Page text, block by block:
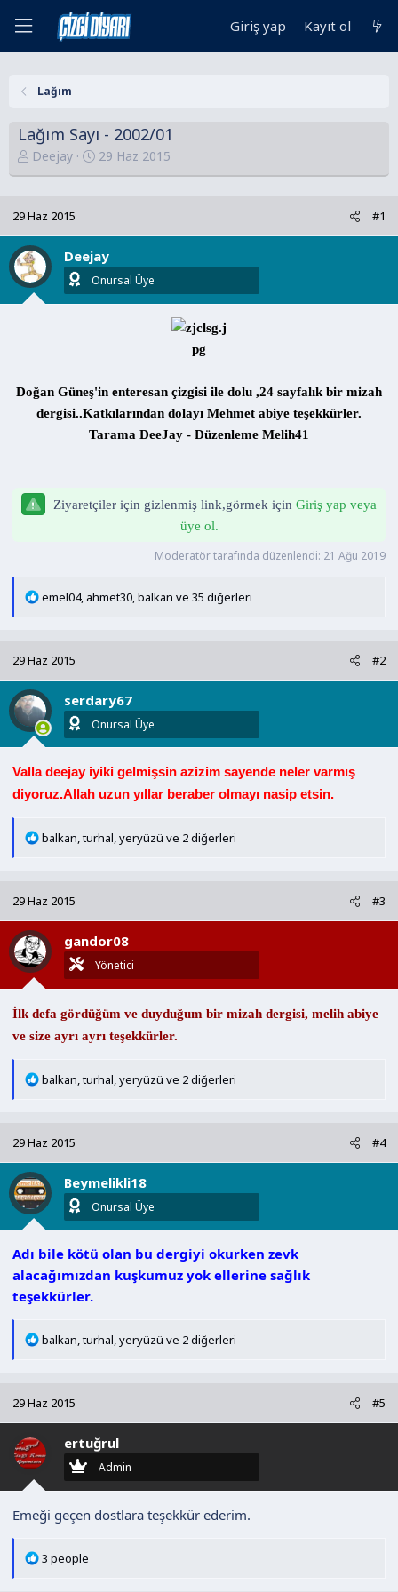
Giriş yap Kayıt ol
Lağım
Lağım Sayı - 2002/01
K
o
u
y
u
B
a
a
n
Deejay
B
a
a
n
g
ı
i
h
i
29 Haz 2015
29 Haz 2015 #1
Deejay
Onursal Üye
Doğan Güneş'in enteresan çizgisi ile dolu ,24 sayfalık bir mizah
dergisi..Katkılarından dolayı Mehmet abiye teşekkürler.
Tarama DeeJay - Düzenleme Melih41
Ziyaretçiler için gizlenmiş link,görmek için Giriş yap veya
üye ol.
Moderatör tarafında düzenlendi: 21 Ağu 2019
T
i
l
e
r
:
emel04, ahmet30 balkan ve 35 diğerleri
29 Haz 2015 #2
serdary67
Onursal Üye
Valla deejay iyiki gelmişsin azizim sayende neler varmış
diyoruz.Allah uzun yıllar beraber olmayı nasip etsin.
T
i
l
e
r
balkan,turhal,yeryüzü ve 2 diğerleri
29 Haz 2015 #3
gandor08
Yönetici
İlk defa gördüğüm ve duyduğum bir mizah dergisi, melih abiye
ve size ayrı ayrı teşekkürler.
T
i
l
e
r
balkan ,turhal yeryüzü ve 2 diğerleri
29 Haz 2015 #4
Beymelikli18
Onursal Üye
Adı bile kötü olan bu dergiyi okurken zevk
alacağımızdan kuşkumuz yok ellerine sağlık
teşekkürler.
T
i
l
e
r
balkan,turhal,yeryüzü ve 2 diğerleri
29 Haz 2015 #5
ertuğrul
Admin
Emeği geçen dostlara teşekkür ederim.
T
3 people